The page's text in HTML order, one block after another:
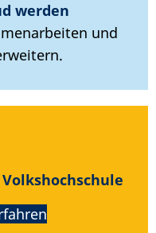
werden
und